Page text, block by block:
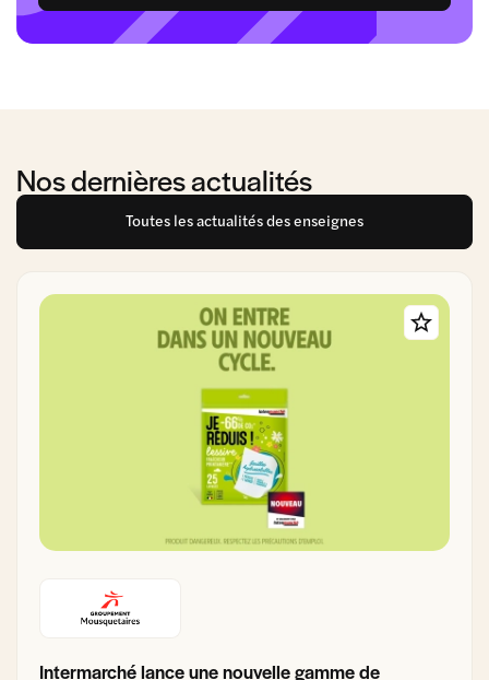
Nos dernières actualités
Toutes les actualités des enseignes
Intermarché lance une nouvelle gamme de